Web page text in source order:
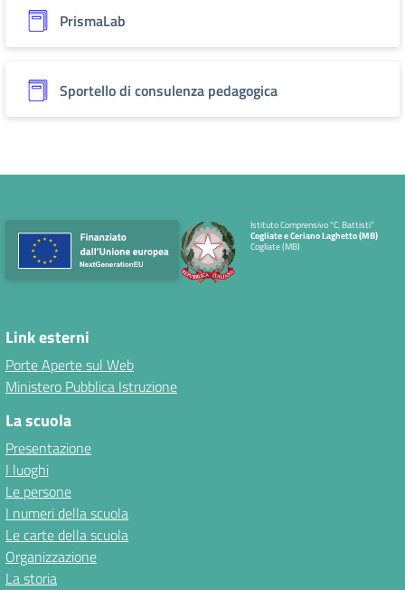
PrismaLab
Sportello di consulenza pedagogica
Istituto Comprensivo "C. Battisti"
Cogliate e Ceriano Laghetto (MB)
Cogliate (MB)
Link esterni
Porte Aperte sul Web
Ministero Pubblica Istruzione
La scuola
Presentazione
I luoghi
Le persone
I numeri della scuola
Le carte della scuola
Organizzazione
La storia